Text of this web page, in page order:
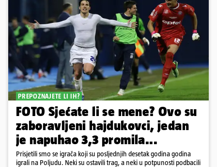
PREPOZNAJETE LI IH?
FOTO Sjećate li se mene? Ovo su
zaboravljeni hajdukovci, jedan
je napuhao 3,3 promila...
Prisjetili smo se igrača koji su posljednjih desetak godina godina
igrali na Poljudu. Neki su ostavili trag, a neki u potpunosti podbacili